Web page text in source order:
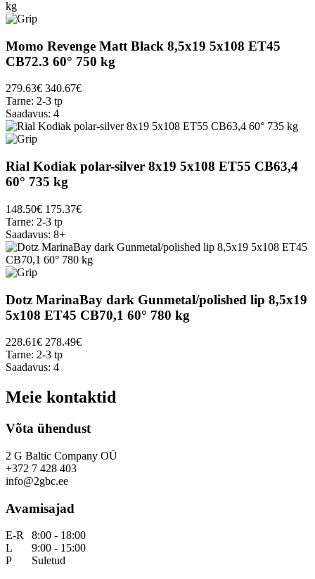
Momo Revenge Matt Black 8,5x19 5x108 ET45
CB72.3 60° 750 kg
279.63€ 340.67€
Tarne: 2-3 tp
Saadavus: 4
Rial Kodiak polar-silver 8x19 5x108 ET55 CB63,4
60° 735 kg
148.50€ 175.37€
Tarne: 2-3 tp
Saadavus: 8+
Dotz MarinaBay dark Gunmetal/polished lip 8,5x19
5x108 ET45 CB70,1 60° 780 kg
228.61€ 278.49€
Tarne: 2-3 tp
Saadavus: 4
Meie kontaktid
Võta ühendust
2 G Baltic Company OÜ
+372 7 428 403
info@2gbc.ee
Avamisajad
E-R
8:00 - 18:00
L
9:00 - 15:00
P
Suletud